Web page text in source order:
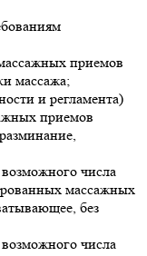
приемов
массажа;
и регламента)
приемов
числа
массажных
без
числа